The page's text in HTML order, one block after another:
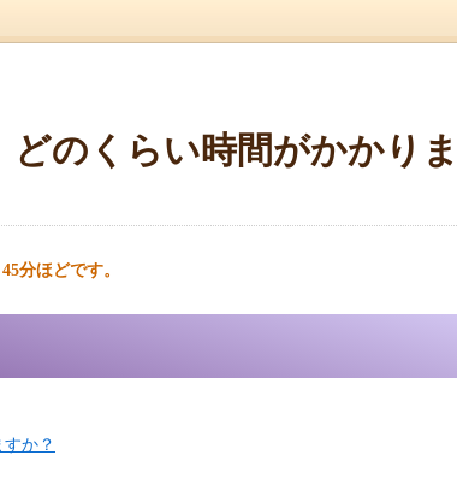
のくらい時間がかかりま
分ほどです。
か？